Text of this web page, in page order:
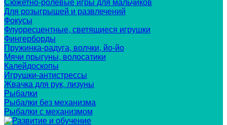
Сюжетно-ролевые игры для мальчиков
Для розыгрышей и развлечений
Фокусы
Флуоресцентные, светящиеся игрушки
Фингерборды
Пружинка-радуга, волчки, йо-йо
Мячи прыгуны, волосатики
Калейдоскопы
Игрушки-антистрессы
Жвачка для рук, лизуны
Рыбалки
Рыбалки без механизма
Рыбалки с механизмом